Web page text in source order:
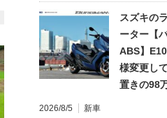
スズキの
ーター【
ABS】
様変更し
置きの98
2026/8/5 新車